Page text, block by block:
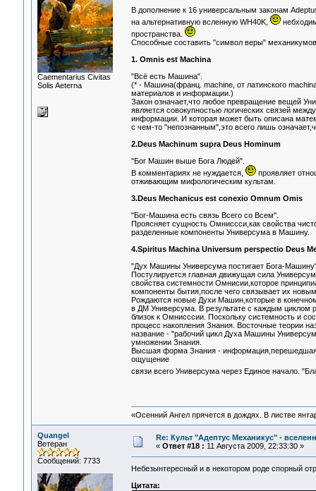
Сaementarius Civitas
Solis Aeterna
В дополнение к 16 универсальным законам
на альтернативную всленную WH40K,
пространства.
Способные составить "символ веры"
1. Omnis est Machina
"Всё есть Машина".
(* - Машина(франц. machine, от латинского
материалов и информации.)
Закон означает,что любое превращение вещей
является совокупностью логических связей
информации. И которая может быть описана
с чем-то "непознанным",это всего лишь
2.Deus Machinum supra Deus Hominum
"Бог Машин выше Бога Людей".
В комментариях не нуждается,
проявляет
отживающим мифологическим культам.
3.Deus Mechanicus est conexio Omnum Omis
"Бог-Машина есть связь Всего со Всем".
Проясняет сущность Омниссси,как свойства
разделенные компоненты Универсума в Машину.
4.Spiritus Machina Universum perspectio Deus
"Дух Машины Универсума постигает Бога-
Постулируется главная движущая сила
свойства системности Омнисии,которое
компоненты бытия,после чего связывает их
Рождаются новые Духи Машин,которые в
в ДМ Универсума. В результате с каждым циклом
близок к Омнисссии. Поскольку системность и
процесс накопления Знания. Восточные теории
название - "рабочий цикл Духа Машины
умножении Знания.
Высшая форма Знания - информация,перешедшая
ощущение
связи всего Универсума через Единое начало.
«Осенний Ангел прячется в дождях. В листве
Quangel
Ветеран
Сообщений: 7733
Re: Культ "Адептус Механикус" -
« Ответ #18 : 11 Августа 2009, 22:33:30 »
Небезынтересный и в некотором роде спорный
Цитата: